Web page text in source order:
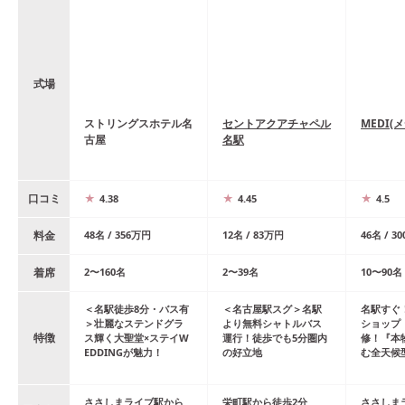
式場
ストリングスホテル名
古屋
セントアクアチャペル
名駅
MEDI(
口コミ 4.38 4.45 4.5
料金 48名 / 356万円 12名 / 83万円 46名 /
着席 2〜160名 2〜39名 10〜90名
特徴
＜名駅徒歩8分・バス有
＞壮麗なステンドグラ
ス輝く大聖堂×ステイW
EDDINGが魅力！
＜名古屋駅スグ＞名駅
より無料シャトルバス
運行！徒歩でも5分圏内
の好立地
名駅すぐ
ショッ
修！『本
む全天候
ささしまライブ駅から
栄町駅から徒歩2分
ささしま